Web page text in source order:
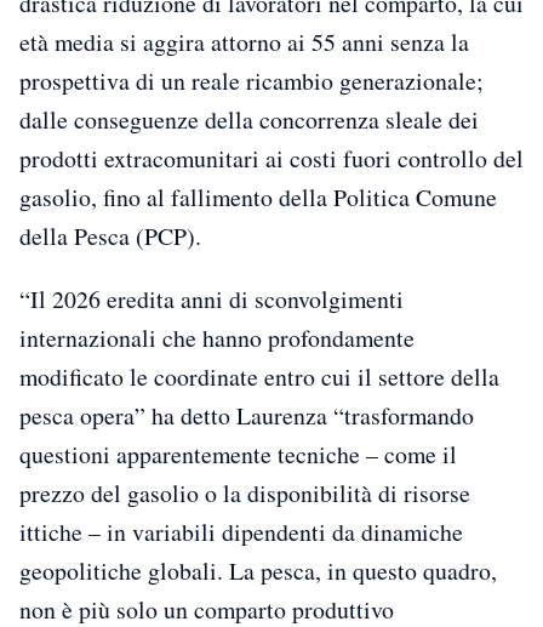
età media si aggira attorno ai 55 anni senza la
prospettiva di un reale ricambio generazionale;
dalle conseguenze della concorrenza sleale dei
prodotti extracomunitari ai costi fuori controllo del
gasolio, fino al fallimento della Politica Comune
della Pesca (PCP).
“Il 2026 eredita anni di sconvolgimenti
internazionali che hanno profondamente
modificato le coordinate entro cui il settore della
pesca opera” ha detto Laurenza “trasformando
questioni apparentemente tecniche – come il
prezzo del gasolio o la disponibilità di risorse
ittiche – in variabili dipendenti da dinamiche
geopolitiche globali. La pesca, in questo quadro,
non è più solo un comparto produttivo